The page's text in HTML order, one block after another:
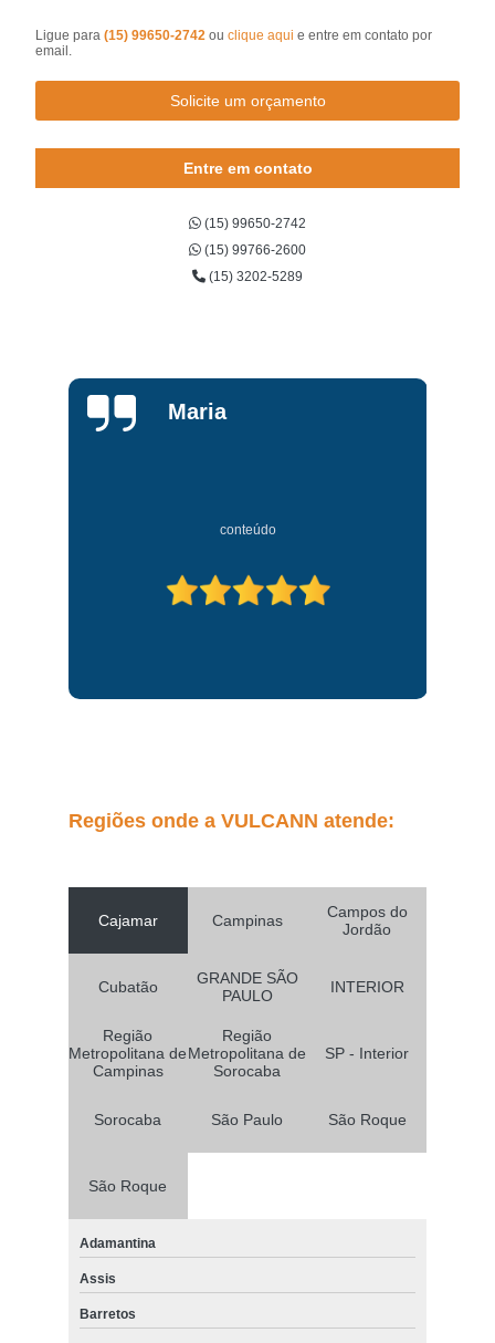
Ligue para(15) 99650-2742ouclique aqui e entre em contato por
email.
Solicite um orçamento
Entre em contato
(15) 99650-2742
(15) 99766-2600
(15) 3202-5289
Lucas
conteúdo
Regiões onde a VULCANN atende:
Cajamar Campinas
Campos do
Jordão
Cubatão
GRANDE SÃO
PAULO
INTERIOR
Região
Metropolitana de
Campinas
Região
Metropolitana de
Sorocaba
SP - Interior
Sorocaba São Paulo São Roque
São Roque
Adamantina
Assis
Barretos